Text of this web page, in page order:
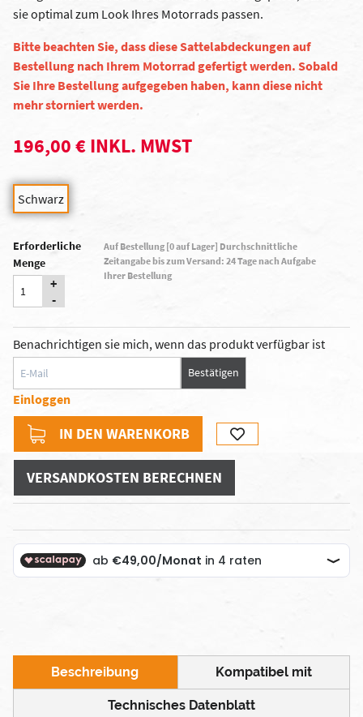
sie optimal zum Look Ihres Motorrads passen.
Bitte beachten Sie, dass diese Sattelabdeckungen auf
Bestellung nach Ihrem Motorrad gefertigt werden. Sobald
Sie Ihre Bestellung aufgegeben haben, kann diese nicht
mehr storniert werden.
196,00 € INKL. MWST
Schwarz
Erforderliche
Menge
+
-
Auf Bestellung [0 auf Lager] Durchschnittliche
Zeitangabe bis zum Versand: 24 Tage nach Aufgabe
Ihrer Bestellung
Benachrichtigen sie mich, wenn das produkt verfügbar ist
Bestätigen
Einloggen
IN DEN WARENKORB
VERSANDKOSTEN BERECHNEN
Beschreibung Kompatibel mit
Technisches Datenblatt